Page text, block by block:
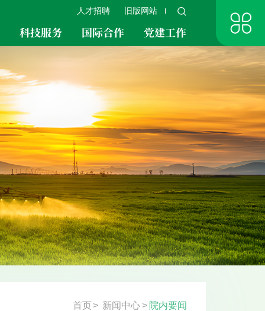
人才招聘 旧版网站
科技服务 国际合作 党建工作
首页> 新闻中心 > 院内要闻